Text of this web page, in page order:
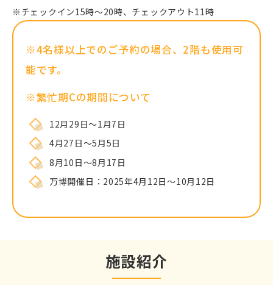
※チェックイン15時～20時、チェックアウト11時
※4名様以上でのご予約の場合、2階も使用可
能です。
※繁忙期Cの期間について
12月29日～1月7日
4月27日～5月5日
8月10日～8月17日
万博開催日：2025年4月12日～10月12日
施設紹介